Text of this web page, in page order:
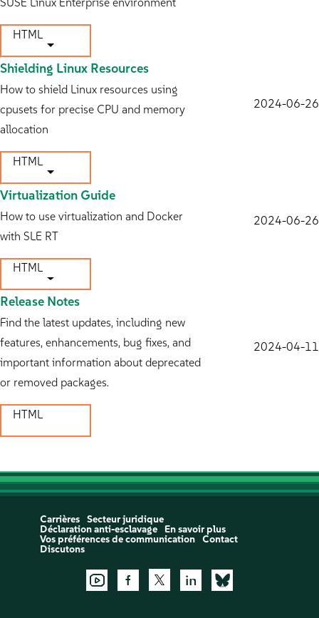
SUSE Linux Enterprise environment
HTML
Shielding Linux Resources
How to shield Linux resources using
cpusets for precise CPU and memory
allocation
2024-06-26
HTML
Virtualization Guide
How to use virtualization and Docker
with SLE RT
2024-06-26
HTML
Release Notes
Find the latest updates, including new
features, enhancements, bug fixes, and
important information about deprecated
or removed packages.
2024-04-11
HTML
Carrières
Secteur juridique
Déclaration anti-esclavage
En savoir plus
Vos préférences de communication
Contact
Discutons